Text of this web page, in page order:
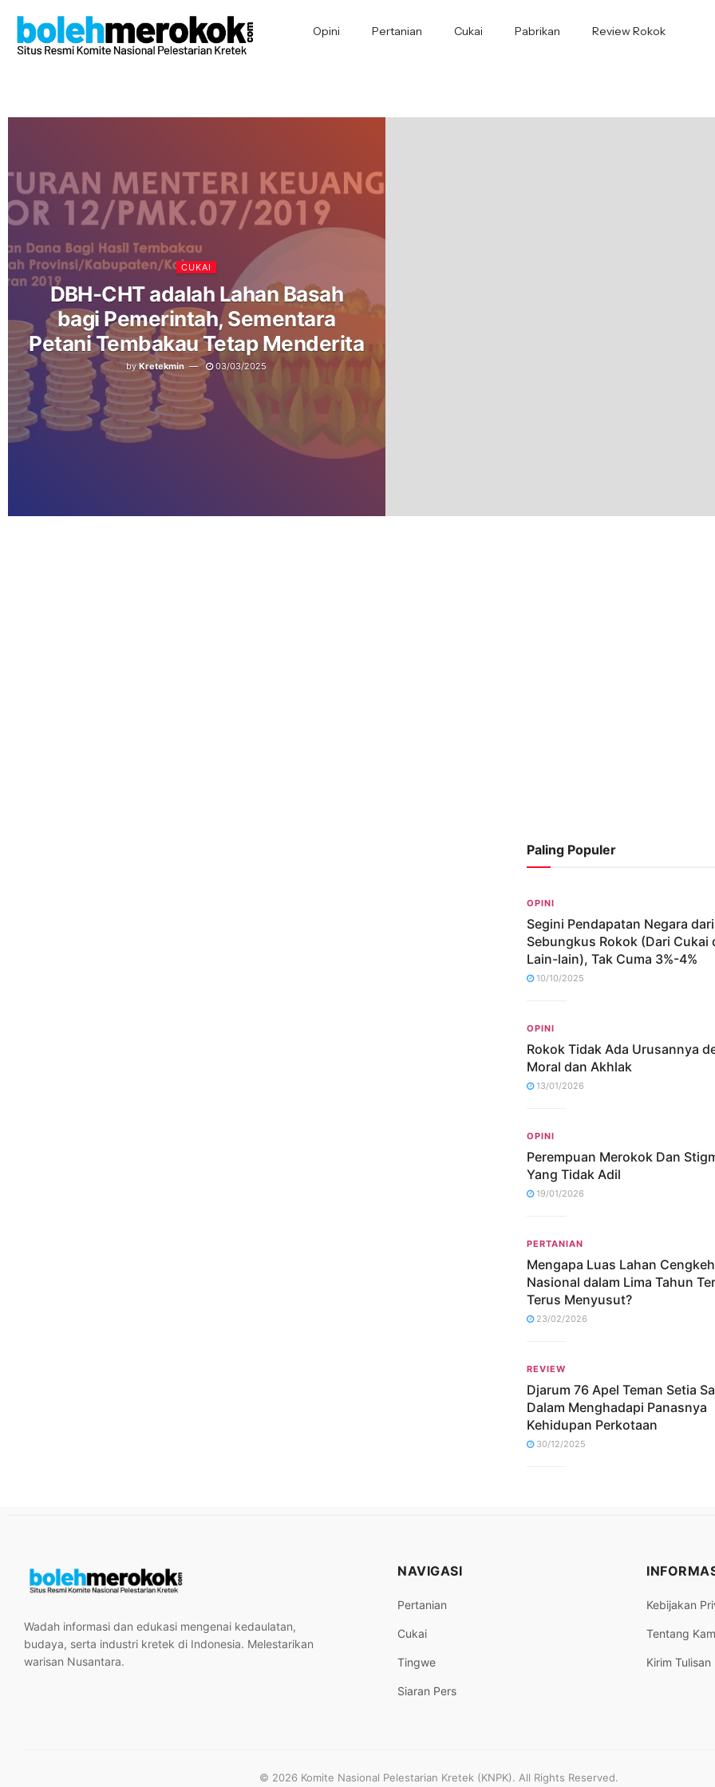
Opini Pertanian Cukai Pabrikan Review Rokok
CUKAI
DBH-CHT adalah Lahan Basah
bagi Pemerintah, Sementara
Petani Tembakau Tetap Menderita
by Kretekmin 03/03/2025
Paling Populer
OPINI
Segini Pendapatan Negara dari
Sebungkus Rokok (Dari Cukai
Lain-lain), Tak Cuma 3%-4%
10/10/2025
OPINI
Rokok Tidak Ada Urusannya
Moral dan Akhlak
13/01/2026
OPINI
Perempuan Merokok Dan
Yang Tidak Adil
19/01/2026
PERTANIAN
Mengapa Luas Lahan Cengkeh
Nasional dalam Lima Tahun
Terus Menyusut?
23/02/2026
REVIEW
Djarum 76 Apel Teman Setia
Dalam Menghadapi Panasnya
Kehidupan Perkotaan
30/12/2025
Wadah informasi dan edukasi mengenai kedaulatan,
budaya, serta industri kretek di Indonesia. Melestarikan
warisan Nusantara.
NAVIGASI
Pertanian
Cukai
Tingwe
Siaran Pers
Kebijakan
Tentang
Kirim Tulisan
© 2026 Komite Nasional Pelestarian Kretek (KNPK). All Rights Reserved.